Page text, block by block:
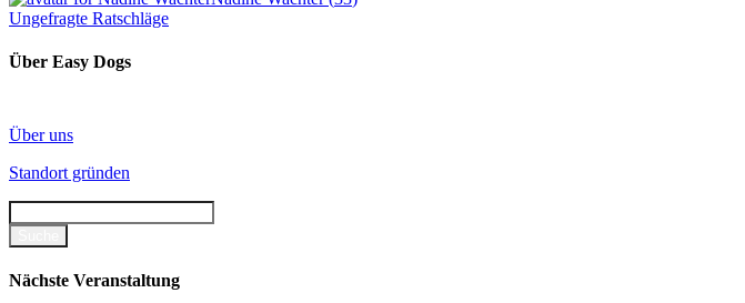
Ungefragte Ratschläge
Über Easy Dogs
Über uns
Standort gründen
Nächste Veranstaltung